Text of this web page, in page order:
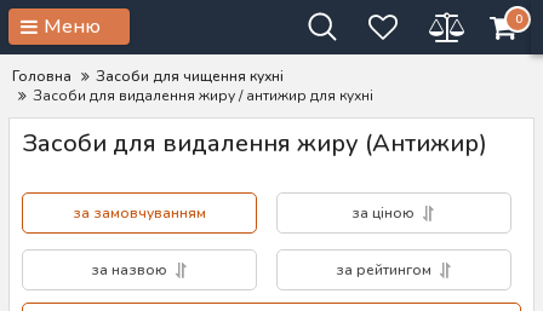
Меню 0
Головна
Засоби для чищення кухні
Засоби для видалення жиру / антижир для кухні
Засоби для видалення жиру (Антижир)
за замовчуванням за ціною
за назвою за рейтингом